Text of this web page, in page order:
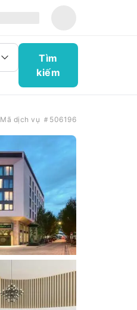
Tìm
kiếm
Mã dịch vụ ＃506196